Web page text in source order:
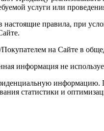
услуги или
правила, при
Покупателем на Сайте в
информация не
информацию.
статистики и